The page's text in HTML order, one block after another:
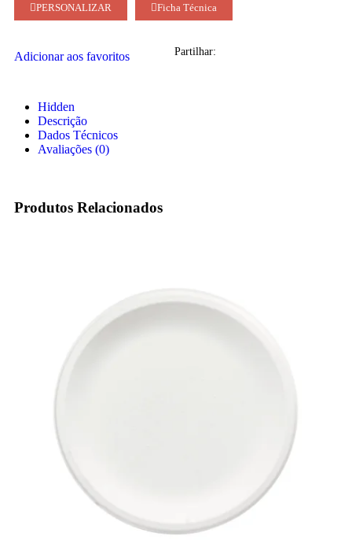
PERSONALIZAR Ficha Técnica
Adicionar aos favoritos Partilhar:
Hidden
Descrição
Dados Técnicos
Avaliações (0)
Produtos Relacionados